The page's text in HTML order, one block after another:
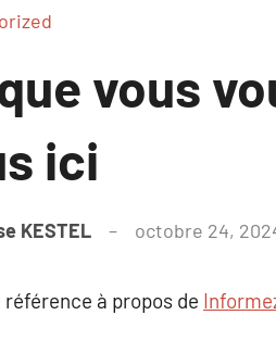
vous
ici
KESTEL octobre 24,
référence à propos de